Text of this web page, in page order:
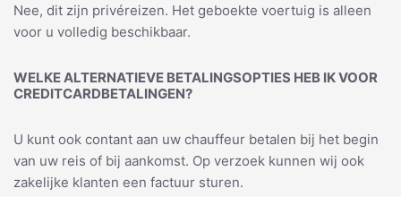
Nee, dit zijn privéreizen. Het geboekte voertuig is alleen
voor u volledig beschikbaar.
WELKE ALTERNATIEVE BETALINGSOPTIES HEB IK VOOR
CREDITCARDBETALINGEN?
U kunt ook contant aan uw chauffeur betalen bij het begin
van uw reis of bij aankomst. Op verzoek kunnen wij ook
zakelijke klanten een factuur sturen.